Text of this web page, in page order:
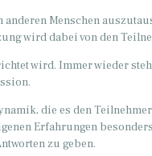
Menschen
wird dabei von den
wird. Immer wieder
die es den
Erfahrungen
zu geben.